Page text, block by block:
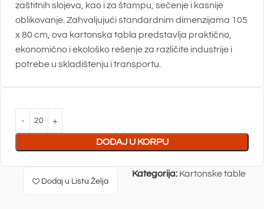
zaštitnih slojeva, kao i za štampu, sečenje i kasnije
oblikovanje. Zahvaljujući standardnim dimenzijama 105
x 80 cm, ova kartonska tabla predstavlja praktično,
ekonomično i ekološko rešenje za različite industrije i
potrebe u skladištenju i transportu.
DODAJ U KORPU
Kategorija: Kartonske table
Dodaj u Listu Želja